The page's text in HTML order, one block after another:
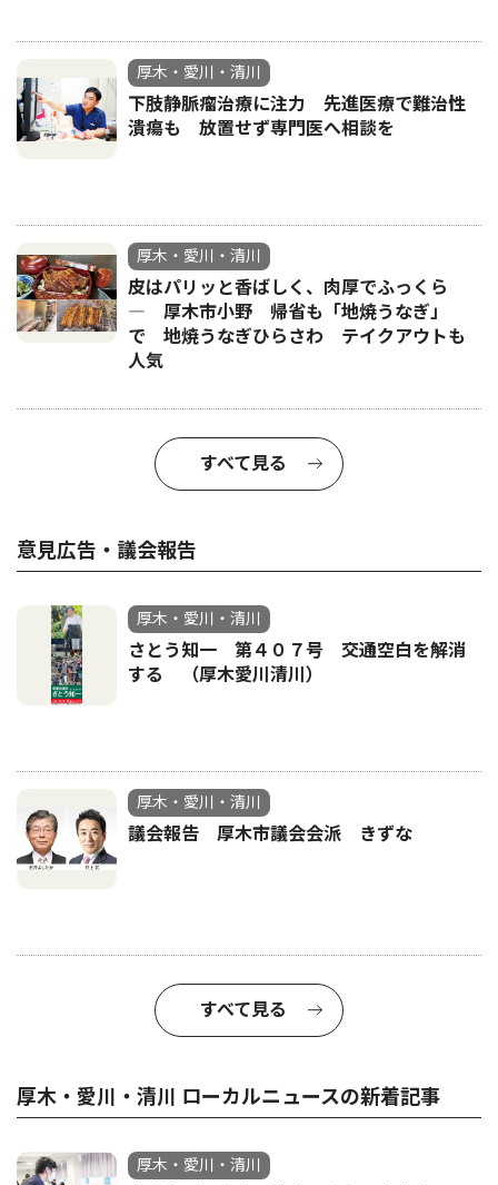
厚木・愛川・清川
下肢静脈瘤治療に注力 先進医療で難治性
潰瘍も 放置せず専門医へ相談を
厚木・愛川・清川
皮はパリッと香ばしく、肉厚でふっくら
― 厚木市小野 帰省も「地焼うなぎ」
で 地焼うなぎひらさわ テイクアウトも
人気
すべて見る
意見広告・議会報告
厚木・愛川・清川
さとう知一 第４０７号 交通空白を解消
する （厚木愛川清川）
厚木・愛川・清川
議会報告 厚木市議会会派 きずな
すべて見る
厚木・愛川・清川 ローカルニュースの新着記事
厚木・愛川・清川